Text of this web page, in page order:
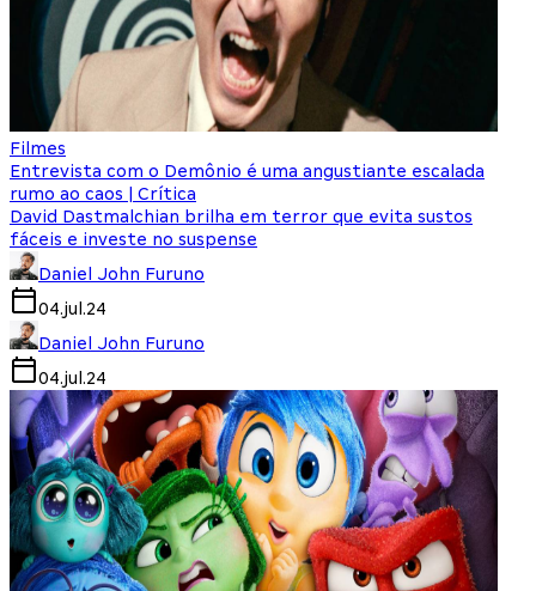
Filmes
Entrevista com o Demônio é uma angustiante escalada
rumo ao caos | Crítica
David Dastmalchian brilha em terror que evita sustos
fáceis e investe no suspense
Daniel John Furuno
04.jul.24
Daniel John Furuno
04.jul.24